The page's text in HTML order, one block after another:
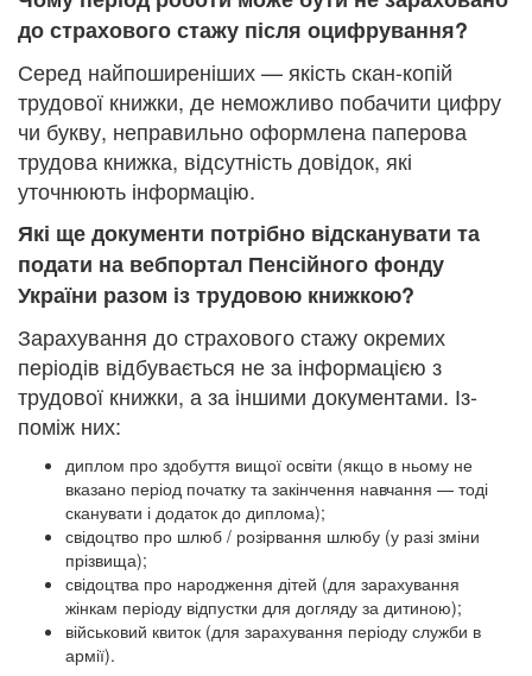
до страхового стажу після оцифрування?
Серед найпоширеніших — якість скан-копій
трудової книжки, де неможливо побачити цифру
чи букву, неправильно оформлена паперова
трудова книжка, відсутність довідок, які
уточнюють інформацію.
Які ще документи потрібно відсканувати та
подати на вебпортал Пенсійного фонду
України разом із трудовою книжкою?
Зарахування до страхового стажу окремих
періодів відбувається не за інформацією з
трудової книжки, а за іншими документами. Із-
поміж них:
диплом про здобуття вищої освіти (якщо в ньому не
вказано період початку та закінчення навчання — тоді
сканувати і додаток до диплома);
свідоцтво про шлюб / розірвання шлюбу (у разі зміни
прізвища);
свідоцтва про народження дітей (для зарахування
жінкам періоду відпустки для догляду за дитиною);
військовий квиток (для зарахування періоду служби в
армії).